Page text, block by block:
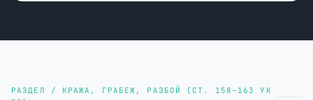
РАЗДЕЛ / КРАЖА, ГРАБЕЖ, РАЗБОЙ (СТ. 158–163 УК